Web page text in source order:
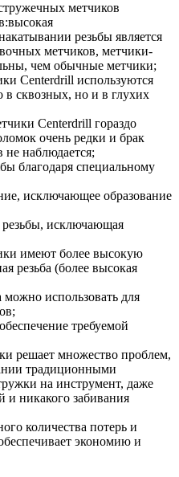
метчиков
резьбы является
метчиков, метчики-
чем обычные метчики;
Centerdrill используются
в сквозных, но и в глухих
Centerdrill гораздо
очень редки и брак
не наблюдается;
благодаря специальному
исключающее образование
резьбы, исключающая
имеют более высокую
резьба (более высокая
использовать для
требуемой
решает множество проблем,
традиционными
на инструмент, даже
и никакого забивания
количества потерь и
экономию и